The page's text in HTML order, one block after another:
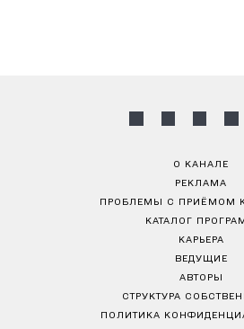
О КАНАЛЕ
РЕКЛАМА
ПРОБЛЕМЫ С ПРИЁМОМ
КАТАЛОГ
КАРЬЕРА
ВЕДУЩИЕ
АВТОРЫ
СТРУКТУРА
ПОЛИТИКА